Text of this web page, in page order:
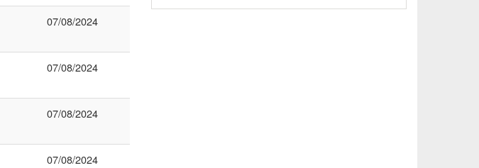
07/08/2024
07/08/2024
07/08/2024
07/08/2024